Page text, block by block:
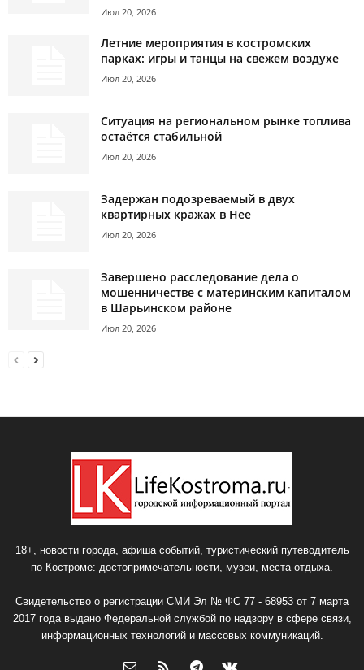
Июл 20, 2026
Летние мероприятия в костромских
парках: игры и танцы на свежем воздухе
Июл 20, 2026
Ситуация на региональном рынке топлива
остаётся стабильной
Июл 20, 2026
Задержан подозреваемый в двух
квартирных кражах в Нее
Июл 20, 2026
Завершено расследование дела о
мошенничестве с материнским капиталом
в Шарьинском районе
Июл 20, 2026
18+, новости города, афиша событий, туристический путеводитель
по Костроме: достопримечательности, музеи, места отдыха.
Свидетельство о регистрации СМИ Эл № ФС 77 - 68953 от 7 марта
2017 года выдано Федеральной службой по надзору в сфере связи,
информационных технологий и массовых коммуникаций.